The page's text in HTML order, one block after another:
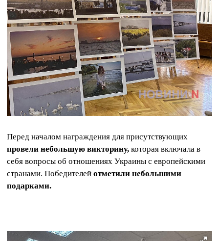
Перед началом награждения для присутствующих
провели небольшую викторину, которая включала в
себя вопросы об отношениях Украины с европейскими
странами. Победителей отметили небольшими
подарками.